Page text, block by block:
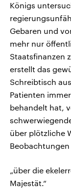
Königs
Gebaren und
mehr nur
Staatsfinanzen
erstellt das
Schreibtisch
Patienten
behandelt hat,
über plötzliche
„über die
Majestät.“